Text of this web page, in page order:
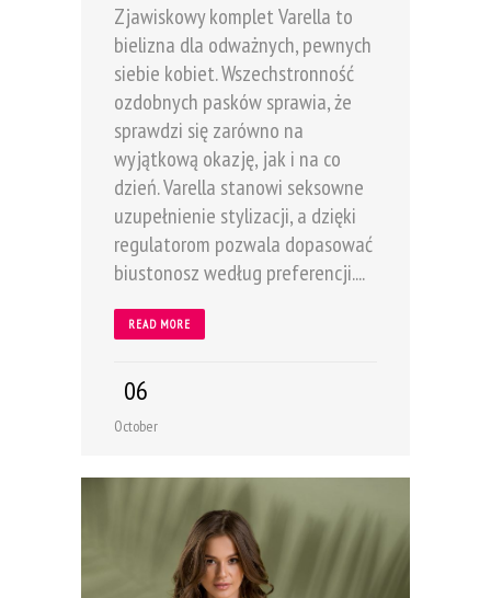
Zjawiskowy komplet Varella to
bielizna dla odważnych, pewnych
siebie kobiet. Wszechstronność
ozdobnych pasków sprawia, że
sprawdzi się zarówno na
wyjątkową okazję, jak i na co
dzień. Varella stanowi seksowne
uzupełnienie stylizacji, a dzięki
regulatorom pozwala dopasować
biustonosz według preferencji....
READ MORE
06
October